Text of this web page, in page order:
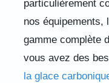
particulièrement
nos équipements,
gamme complète
vous avez des
la glace